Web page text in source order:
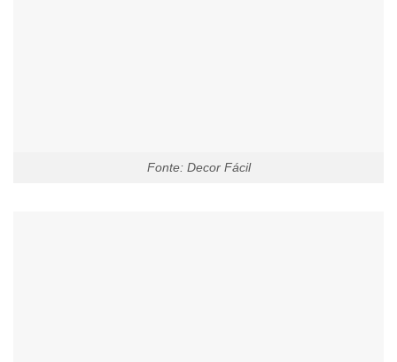
Fonte: Decor Fácil